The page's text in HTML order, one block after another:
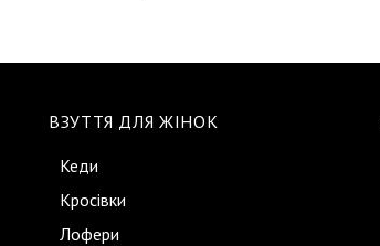
ВЗУТТЯ ДЛЯ ЖІНОК
Кеди
Кросівки
Лофери